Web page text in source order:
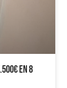
en 8